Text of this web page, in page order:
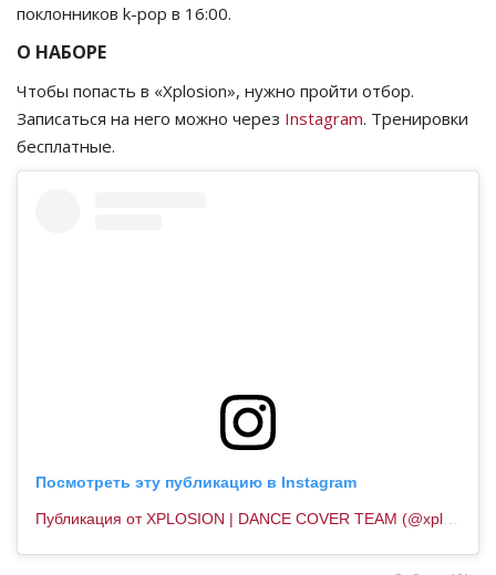
поклонников k-pop в 16:00.
О НАБОРЕ
Чтобы попасть в «Xplosion», нужно пройти отбор.
Записаться на него можно через Instagram. Тренировки
бесплатные.
Посмотреть эту публикацию в Instagram